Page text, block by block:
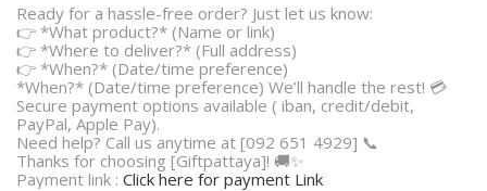
Ready for a hassle-free order? Just let us know:
👉 *What product?* (Name or link)
👉 *Where to deliver?* (Full address)
👉 *When?* (Date/time preference)
*When?* (Date/time preference) We’ll handle the rest! 💳
Secure payment options available ( iban, credit/debit,
PayPal, Apple Pay).
Need help? Call us anytime at [092 651 4929] 📞
Thanks for choosing [Giftpattaya]! 🚚✨
Payment link : Click here for payment Link